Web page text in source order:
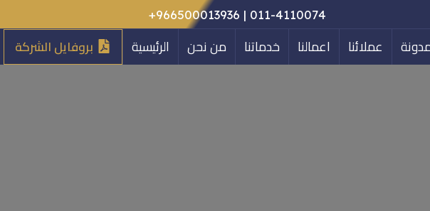
011-4110074 | 966500013936+
بروفايل الشركة الرئيسية من نحن خدماتنا اعمالنا عملائنا